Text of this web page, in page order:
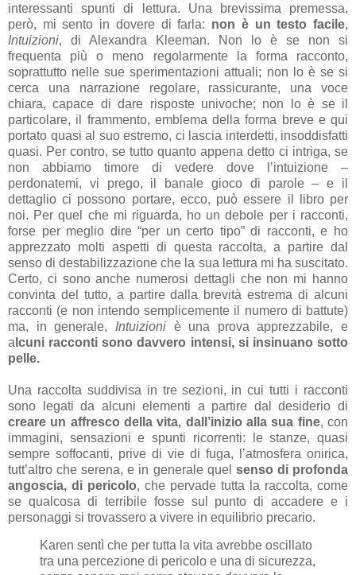
interessanti spunti di lettura. Una brevissima premessa,
però, mi sento in dovere di farla: non è un testo facile,
Intuizioni, di Alexandra Kleeman. Non lo è se non si
frequenta più o meno regolarmente la forma racconto,
soprattutto nelle sue sperimentazioni attuali; non lo è se si
cerca una narrazione regolare, rassicurante, una voce
chiara, capace di dare risposte univoche; non lo è se il
particolare, il frammento, emblema della forma breve e qui
portato quasi al suo estremo, ci lascia interdetti, insoddisfatti
quasi. Per contro, se tutto quanto appena detto ci intriga, se
non abbiamo timore di vedere dove l’intuizione –
perdonatemi, vi prego, il banale gioco di parole – e il
dettaglio ci possono portare, ecco, può essere il libro per
noi. Per quel che mi riguarda, ho un debole per i racconti,
forse per meglio dire “per un certo tipo” di racconti, e ho
apprezzato molti aspetti di questa raccolta, a partire dal
senso di destabilizzazione che la sua lettura mi ha suscitato.
Certo, ci sono anche numerosi dettagli che non mi hanno
convinta del tutto, a partire dalla brevità estrema di alcuni
racconti (e non intendo semplicemente il numero di battute)
ma, in generale, Intuizioni è una prova apprezzabile, e
a lcuni racconti sono davvero intensi, si insinuano sotto
pelle.
Una raccolta suddivisa in tre sezioni, in cui tutti i racconti
sono legati da alcuni elementi a partire dal desiderio di
creare un affresco della vita, dall’inizio alla sua fine, con
immagini, sensazioni e spunti ricorrenti: le stanze, quasi
sempre soffocanti, prive di vie di fuga, l’atmosfera onirica,
tutt’altro che serena, e in generale quel senso di profonda
angoscia, di pericolo, che pervade tutta la raccolta, come
se qualcosa di terribile fosse sul punto di accadere e i
personaggi si trovassero a vivere in equilibrio precario.
Karen sentì che per tutta la vita avrebbe oscillato
tra una percezione di pericolo e una di sicurezza,